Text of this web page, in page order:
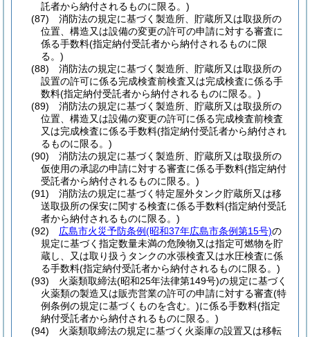
託者から納付されるものに限る。)
(87)
消防法の規定に基づく製造所、貯蔵所又は取扱所の
位置、構造又は設備の変更の許可の申請に対する審査に
係る手数料(指定納付受託者から納付されるものに限
る。)
(88)
消防法の規定に基づく製造所、貯蔵所又は取扱所の
設置の許可に係る完成検査前検査又は完成検査に係る手
数料(指定納付受託者から納付されるものに限る。)
(89)
消防法の規定に基づく製造所、貯蔵所又は取扱所の
位置、構造又は設備の変更の許可に係る完成検査前検査
又は完成検査に係る手数料(指定納付受託者から納付され
るものに限る。)
(90)
消防法の規定に基づく製造所、貯蔵所又は取扱所の
仮使用の承認の申請に対する審査に係る手数料(指定納付
受託者から納付されるものに限る。)
(91)
消防法の規定に基づく特定屋外タンク貯蔵所又は移
送取扱所の保安に関する検査に係る手数料(指定納付受託
者から納付されるものに限る。)
(92)
広島市火災予防条例(昭和37年広島市条例第15号)の
規定に基づく指定数量未満の危険物又は指定可燃物を貯
蔵し、又は取り扱うタンクの水張検査又は水圧検査に係
る手数料(指定納付受託者から納付されるものに限る。)
(93)
火薬類取締法(昭和25年法律第149号)の規定に基づく
火薬類の製造又は販売営業の許可の申請に対する審査(特
例条例の規定に基づくものを含む。)に係る手数料(指定
納付受託者から納付されるものに限る。)
(94)
火薬類取締法の規定に基づく火薬庫の設置又は移転